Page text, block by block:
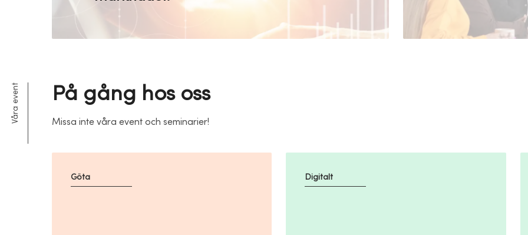
På gång hos oss
Våra event Missa inte våra event och seminarier!
Göta Digitalt